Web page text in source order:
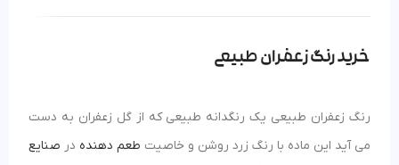
خرید رنگ زعفران طبیعی
رنگ زعفران طبیعی یک رنگدانه طبیعی که از گل زعفران به دست
می آید این ماده با رنگ زرد روشن و خاصیت طعم دهنده در صنایع